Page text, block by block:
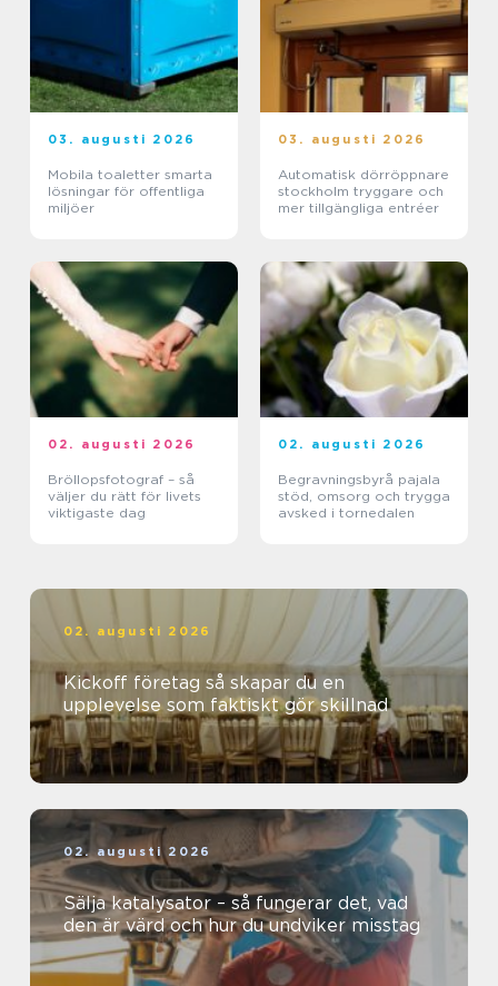
03. augusti 2026
Mobila toaletter smarta
lösningar för offentliga
miljöer
03. augusti 2026
Automatisk dörröppnare
stockholm tryggare och
mer tillgängliga entréer
02. augusti 2026
Bröllopsfotograf – så
väljer du rätt för livets
viktigaste dag
02. augusti 2026
Begravningsbyrå pajala
stöd, omsorg och trygga
avsked i tornedalen
02. augusti 2026
Kickoff företag så skapar du en
upplevelse som faktiskt gör skillnad
02. augusti 2026
Sälja katalysator – så fungerar det, vad
den är värd och hur du undviker misstag